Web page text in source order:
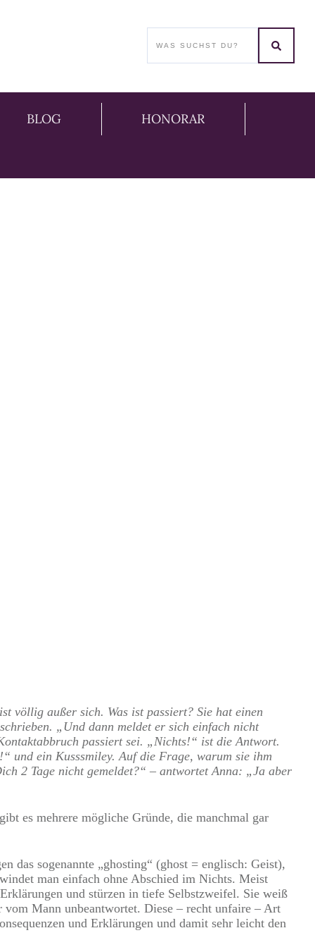
BLOG HONORAR
völlig außer sich. Was ist passiert? Sie hat einen
„Und dann meldet er sich einfach nicht
passiert sei. „Nichts!“ ist die Antwort.
und ein Kusssmiley. Auf die Frage, warum sie ihm
2 Tage nicht gemeldet?“ – antwortet Anna: „Ja aber
es mehrere mögliche Gründe, die manchmal gar
das sogenannte „ghosting“ (ghost = englisch: Geist),
man einfach ohne Abschied im Nichts. Meist
und stürzen in tiefe Selbstzweifel. Sie weiß
Mann unbeantwortet. Diese – recht unfaire – Art
und Erklärungen und damit sehr leicht den